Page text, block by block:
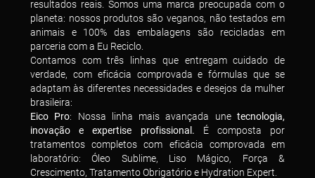
resultados reais. Somos uma marca preocupada com o
planeta: nossos produtos são veganos, não testados em
animais e 100% das embalagens são recicladas em
parceria com a Eu Reciclo.
Contamos com três linhas que entregam cuidado de
verdade, com eficácia comprovada e fórmulas que se
adaptam às diferentes necessidades e desejos da mulher
brasileira:
Eico Pro: Nossa linha mais avançada unetecnologia,
inovação e expertise profissional. É composta por
tratamentos completos com eficácia comprovada em
laboratório: Óleo Sublime, Liso Mágico, Força &
Crescimento, Tratamento Obrigatório e Hydration Expert.